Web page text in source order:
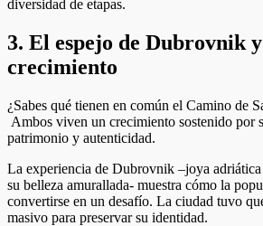
diversidad de etapas.
3. El espejo de Dubrovnik
crecimiento
¿Sabes qué tienen en común el Camino de
Ambos viven un crecimiento sostenido por
patrimonio y autenticidad.
La experiencia de Dubrovnik –joya
su belleza amurallada- muestra cómo la
convertirse en un desafío. La ciudad tuvo
masivo para preservar su identidad.